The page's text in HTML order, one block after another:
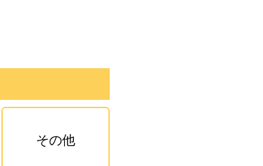
その他